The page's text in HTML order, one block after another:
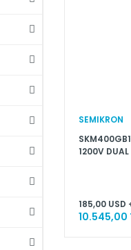
SEMIKRON
1200V
185,00 USD
10.545,00